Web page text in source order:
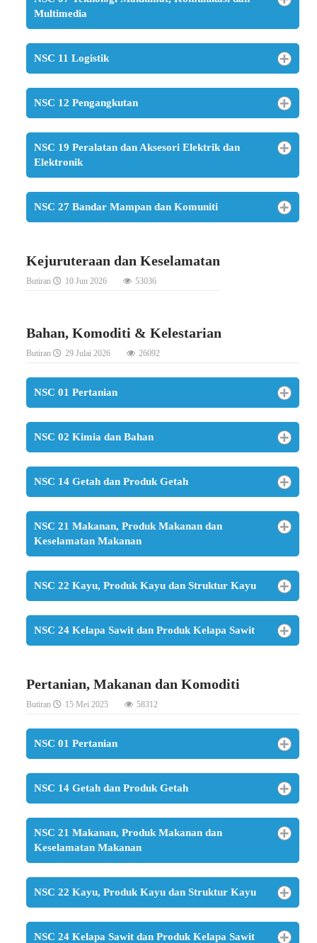
Multimedia
NSC 11 Logistik
NSC 12 Pengangkutan
NSC 19 Peralatan dan Aksesori Elektrik dan
Elektronik
NSC 27 Bandar Mampan dan Komuniti
Kejuruteraan dan Keselamatan
Butiran 10 Jun 2026 53036
Bahan, Komoditi & Kelestarian
Butiran 29 Julai 2026 26092
NSC 01 Pertanian
NSC 02 Kimia dan Bahan
NSC 14 Getah dan Produk Getah
NSC 21 Makanan, Produk Makanan dan
Keselamatan Makanan
NSC 22 Kayu, Produk Kayu dan Struktur Kayu
NSC 24 Kelapa Sawit dan Produk Kelapa Sawit
Pertanian, Makanan dan Komoditi
Butiran 15 Mei 2025 58312
NSC 01 Pertanian
NSC 14 Getah dan Produk Getah
NSC 21 Makanan, Produk Makanan dan
Keselamatan Makanan
NSC 22 Kayu, Produk Kayu dan Struktur Kayu
NSC 24 Kelapa Sawit dan Produk Kelapa Sawit